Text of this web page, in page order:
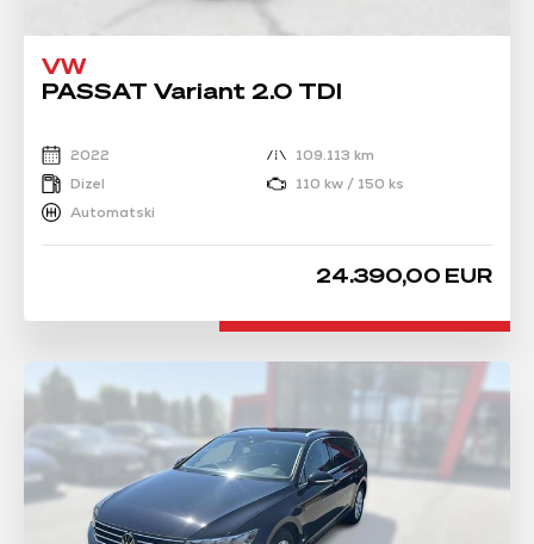
VW
PASSAT Variant 2.0 TDI
2022
109.113 km
Dizel
110 kw / 150 ks
Automatski
24.390,00 EUR